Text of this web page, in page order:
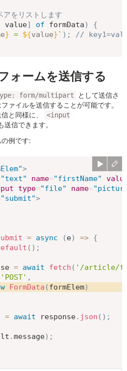
リストします
value] of formData)
{
} = ${value}` ) ;
//
ォームを送信する
form/multipart
として送信さ
ァイルを送信することが可能です。
と同様に、
<input
送信できます。
例です:
">
"text" name="firstName"
type="file" name="
"submit">
= async (e) => {
( ) ;
= await fetch ( '/article/
'POST' ,
FormData (formElem)
= await response. json ( ) ;
.message) ;